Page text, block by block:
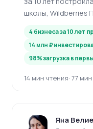
школы, Wildberries
спасла от кризиса.
4 бизнеса за 10 лет
14 млн ₽
98% загрузка в
14 мин чтения· 77 мин
Яна